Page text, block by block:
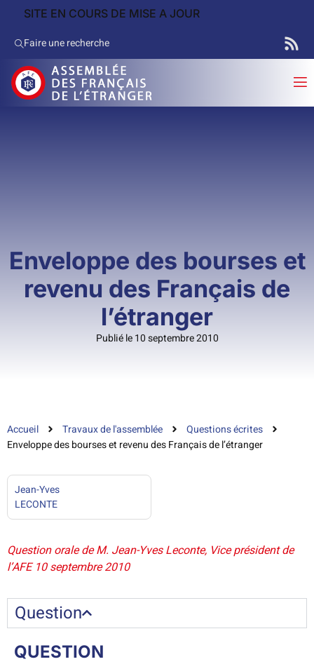
SITE EN COURS DE MISE A JOUR
Faire une recherche
Enveloppe des bourses et
revenu des Français de
l’étranger
Publié le 10 septembre 2010
Accueil Travaux de l'assemblée
Questions écrites
Enveloppe des bourses et revenu des Français de l’étranger
Jean-Yves
LECONTE
Question orale de M. Jean-Yves Leconte, Vice président de
l’AFE 10 septembre 2010
Question
QUESTION